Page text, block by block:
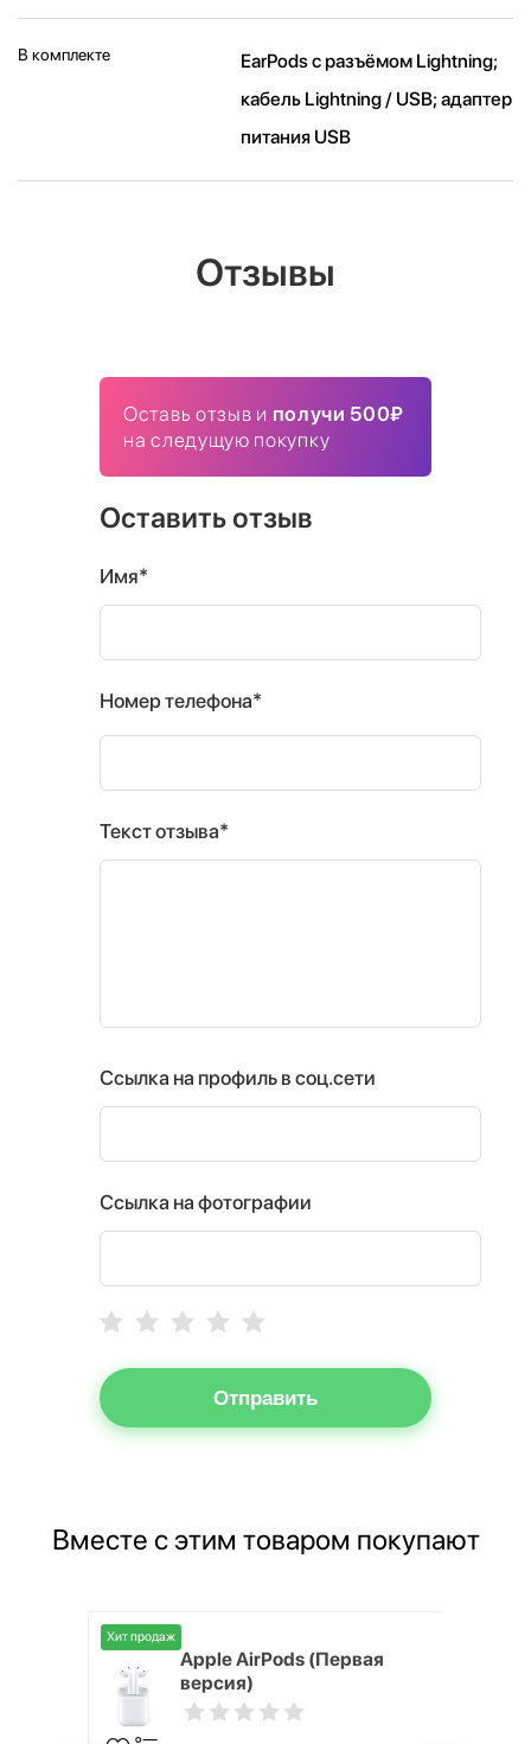
В комплекте
EarPods с разъёмом Lightning;
кабель Lightning / USB; адаптер
питания USB
Отзывы
Оставь отзыв и получи 500₽
на следущую покупку
Оставить отзыв
Имя*
Номер телефона*
Текст отзыва*
Ссылка на профиль в соц.сети
Ссылка на фотографии
Отправить
Вместе с этим товаром покупают
Хит продаж
Apple AirPods (Первая
версия)